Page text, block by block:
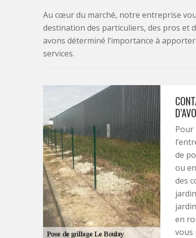
Au cœur du marché, notre entreprise
destination des particuliers, des pros et
avons déterminé l’importance à
services.
Pour
de
ou
des
en
vous